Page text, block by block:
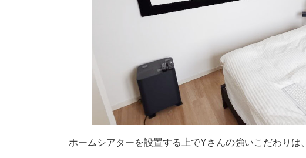
ホームシアターを設置する上でYさんの強いこだわりは、